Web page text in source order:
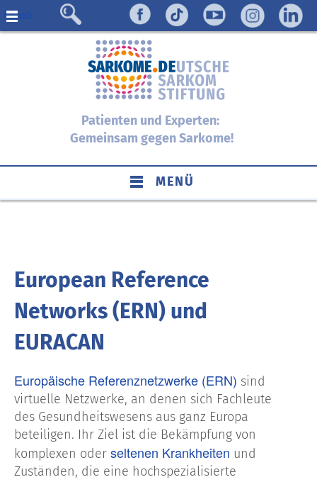
Menü
Patienten und Experten:
Gemeinsam gegen Sarkome!
MENÜ
European Reference
Networks (ERN) und
EURACAN
Europäische Referenznetzwerke (ERN) sind
virtuelle Netzwerke, an denen sich Fachleute
des Gesundheitswesens aus ganz Europa
beteiligen. Ihr Ziel ist die Bekämpfung von
komplexen oder seltenen Krankheiten und
Zuständen, die eine hochspezialisierte